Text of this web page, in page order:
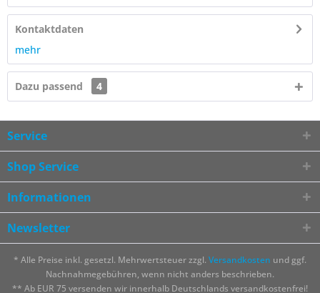
Kontaktdaten
mehr
Dazu passend 4
Service
Shop Service
Informationen
Newsletter
* Alle Preise inkl. gesetzl. Mehrwertsteuer zzgl. Versandkosten und ggf.
Nachnahmegebühren, wenn nicht anders beschrieben.
** Ab EUR 75 versenden wir innerhalb Deutschlands versandkostenfrei!